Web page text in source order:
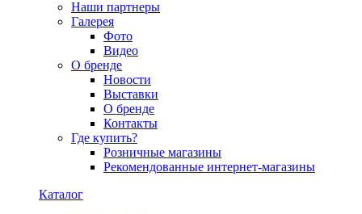
Наши партнеры
Галерея
Фото
Видео
О бренде
Новости
Выставки
О бренде
Контакты
Где купить?
Розничные магазины
Рекомендованные интернет-магазины
Каталог